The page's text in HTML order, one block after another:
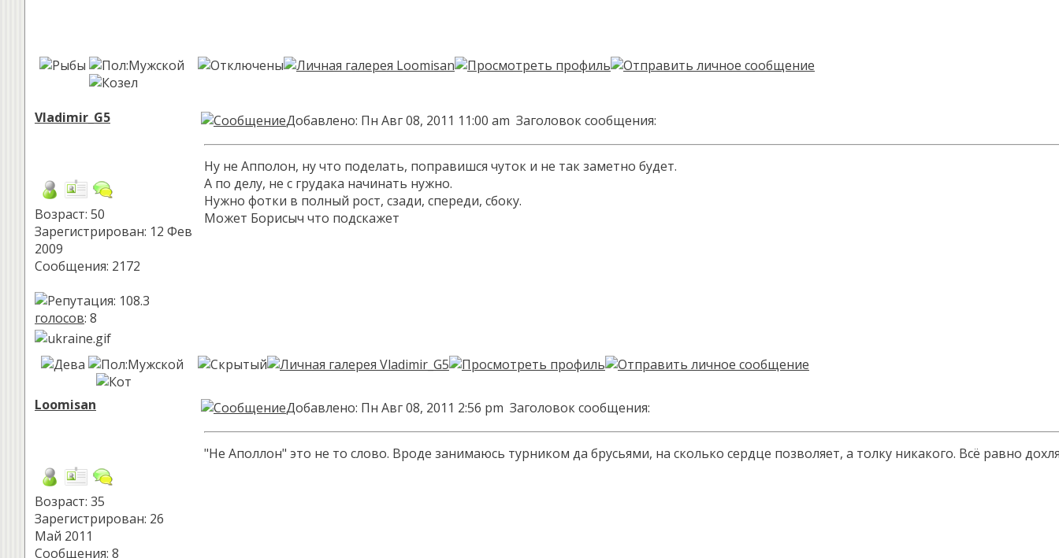
Vladimir_G5
Возраст: 50
Зарегистрирован: 12 Фев
2009
Сообщения: 2172
голосов: 8
Добавлено: Пн Авг 08, 2011 11:00 am Заголовок сообщения:
Ну не Апполон, ну что поделать, поправишся чуток и не так заметно будет.
А по делу, не с грудака начинать нужно.
Нужно фотки в полный рост, сзади, спереди, сбоку.
Может Борисыч что подскажет
Loomisan
Возраст: 35
Зарегистрирован: 26
Май 2011
Сообщения: 8
Добавлено: Пн Авг 08, 2011 2:56 pm Заголовок сообщения:
"Не Аполлон" это не то слово. Вроде занимаюсь турником да брусьями, на сколько сердце позволяет, а толку никакого. Всё равно